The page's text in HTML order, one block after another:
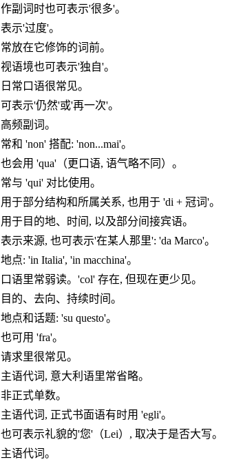
作副词时也可表示'很多'。
表示'过度'。
常放在它修饰的词前。
视语境也可表示'独自'。
日常口语很常见。
可表示'仍然'或'再一次'。
高频副词。
常和 'non' 搭配: 'non...mai'。
也会用 'qua'（更口语, 语气略不同）。
常与 'qui' 对比使用。
用于部分结构和所属关系, 也用于 'di + 冠词'。
用于目的地、时间, 以及部分间接宾语。
表示来源, 也可表示'在某人那里': 'da Marco'。
地点: 'in Italia', 'in macchina'。
口语里常弱读。'col' 存在, 但现在更少见。
目的、去向、持续时间。
地点和话题: 'su questo'。
也可用 'fra'。
请求里很常见。
主语代词, 意大利语里常省略。
非正式单数。
主语代词, 正式书面语有时用 'egli'。
也可表示礼貌的'您'（Lei）, 取决于是否大写。
主语代词。